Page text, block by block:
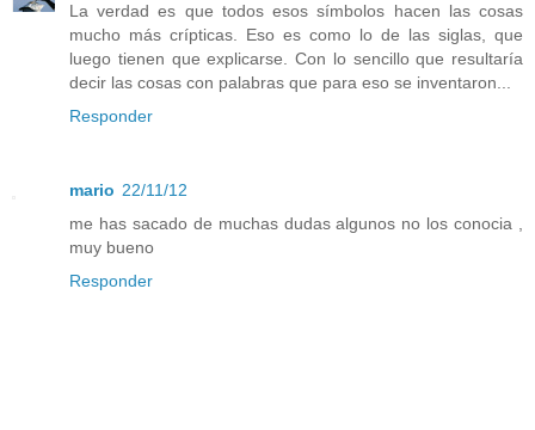
La verdad es que todos esos símbolos hacen las cosas
mucho más crípticas. Eso es como lo de las siglas, que
luego tienen que explicarse. Con lo sencillo que resultaría
decir las cosas con palabras que para eso se inventaron...
Responder
mario 22/11/12
me has sacado de muchas dudas algunos no los conocia ,
muy bueno
Responder